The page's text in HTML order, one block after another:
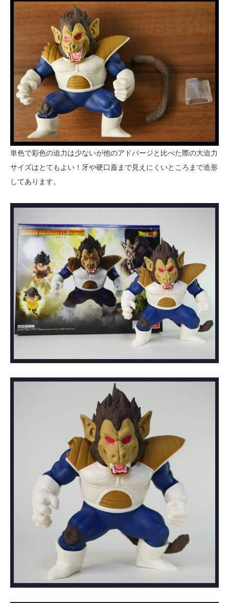
単色で彩色の迫力は少ないが他のアドバージと比べた際の大迫力
サイズはとてもよい！牙や硬口蓋まで見えにくいところまで造形
してあります。